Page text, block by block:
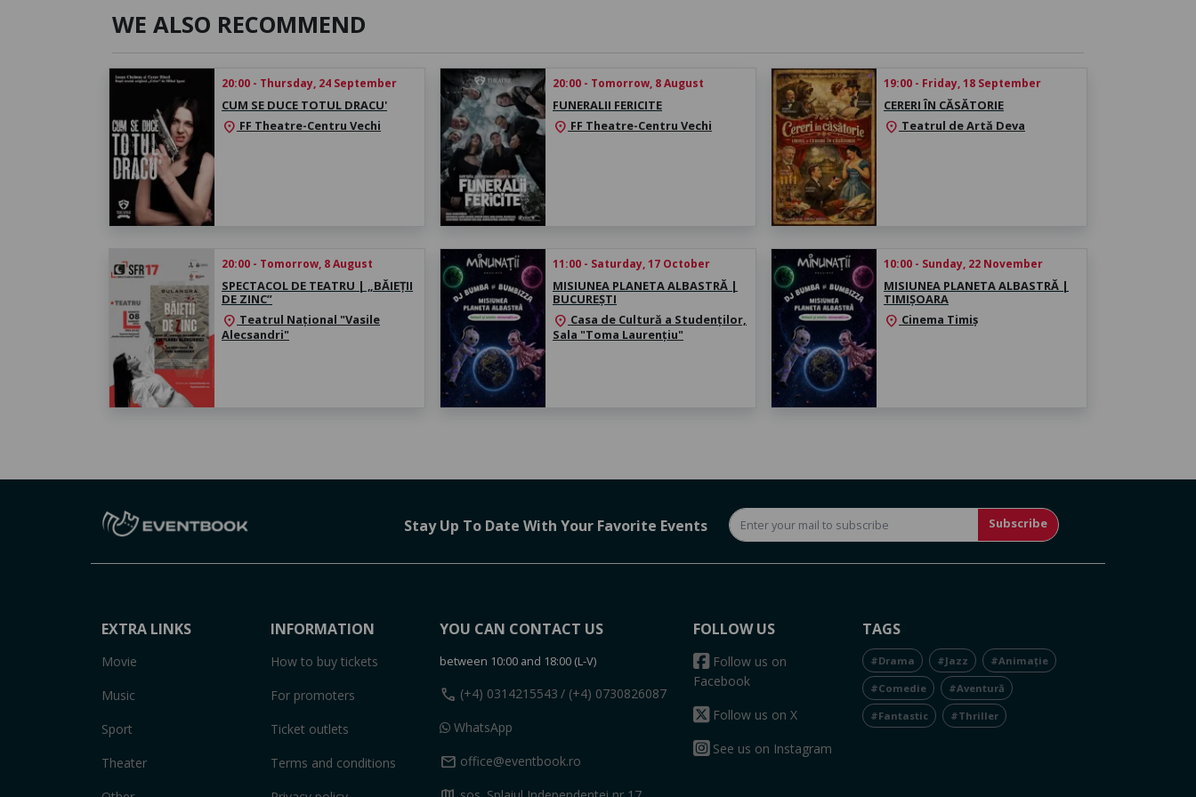
WE ALSO RECOMMEND
20:00 - Thursday, 24 September
CUM SE DUCE TOTUL DRACU'
location_on FF Theatre-Centru Vechi
20:00 - Tomorrow, 8 August
FUNERALII FERICITE
location_on FF Theatre-Centru Vechi
19:00 - Friday, 18 September
CERERI ÎN CĂSĂTORIE
location_on Teatrul de Artă Deva
20:00 - Tomorrow, 8 August
SPECTACOL DE TEATRU | „BĂIEȚII
DE ZINC”
location_on Teatrul Național "Vasile
Alecsandri"
11:00 - Saturday, 17 October
MISIUNEA PLANETA ALBASTRĂ |
BUCUREȘTI
location_on Casa de Cultură a Studenților,
Sala "Toma Laurențiu"
10:00 - Sunday, 22 November
MISIUNEA PLANETA ALBASTRĂ |
TIMIȘOARA
location_on Cinema Timiș
Stay Up To Date With Your Favorite Events Subscribe
EXTRA LINKS
Movie
Music
Sport
Theater
INFORMATION
How to buy tickets
For promoters
Ticket outlets
Terms and conditions
YOU CAN CONTACT US
between 10:00 and 18:00 (L-V)
call (+4) 0314215543 / (+4) 0730826087
WhatsApp
mail office@eventbook.ro
FOLLOW US
Follow us on
Facebook
Follow us on X
See us on Instagram
TAGS
#Drama #Jazz #Animație
#Comedie #Aventură
#Fantastic #Thriller